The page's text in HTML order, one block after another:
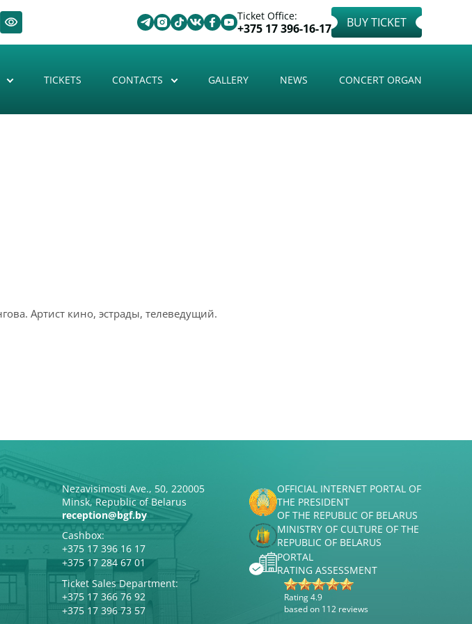
Ticket Office:
+375 17 396-16-17 BUY TICKET
TICKETS CONTACTS GALLERY NEWS CONCERT ORGAN
Артист кино, эстрады, телеведущий.
Nezavisimosti Ave., 50, 220005
Minsk, Republic of Belarus
reception@bgf.by
Cashbox:
+375 17 396 16 17
+375 17 284 67 01
Ticket Sales Department:
+375 17 366 76 92
+375 17 396 73 57
OFFICIAL INTERNET PORTAL OF
THE PRESIDENT
OF THE REPUBLIC OF BELARUS
MINISTRY OF CULTURE OF THE
REPUBLIC OF BELARUS
PORTAL
RATING ASSESSMENT
Rating 4.9
based on 112 reviews